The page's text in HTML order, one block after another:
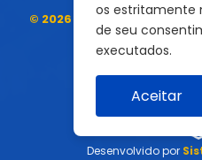
os estritamente
de seu
executados.
Aceitar
© 2026 | Prefeitura
direitos
Desenvolvido por